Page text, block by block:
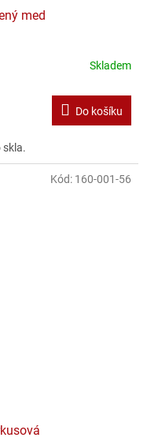
med
Skladem
Do košíku
skla.
Kód: 160-001-56